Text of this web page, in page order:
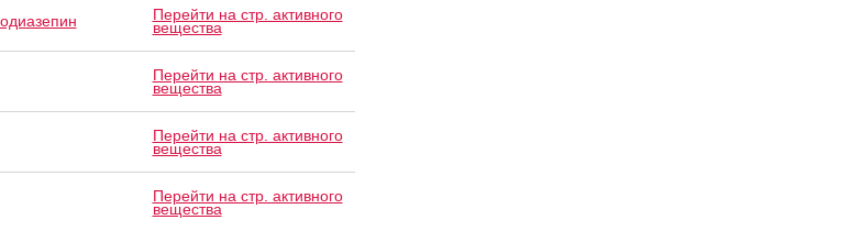
Перейти на стр. активного
вещества
Перейти на стр. активного
вещества
Перейти на стр. активного
вещества
Перейти на стр. активного
вещества